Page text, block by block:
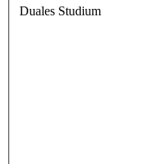
Duales Studium